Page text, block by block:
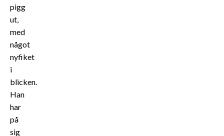
pigg
ut,
med
något
nyfiket
i
blicken.
Han
har
på
sig